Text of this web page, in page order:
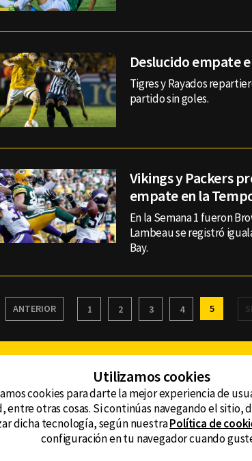
Deslucido empate
Tigres y Rayados
partido sin goles.
Vikings y Packers
empate en la
En la Semana 1 fueron
Lambeau se registró
Bay.
ANTERIOR 1 2 3 4 5
CONTACTO
AVISO DE PRIVACIDAD
AVISO LEGAL
DEFENSORÍA DE LAS
Utilizamos cookies
cookies para darte la mejor experiencia de
entre otras cosas. Si continúas navegando el sitio,
dicha tecnología, según nuestraPolítica de
configuración en tu navegador cuando